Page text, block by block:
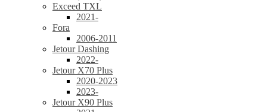
Exceed TXL
2021-
Fora
2006-2011
Jetour Dashing
2022-
Jetour X70 Plus
2020-2023
2023-
Jetour X90 Plus